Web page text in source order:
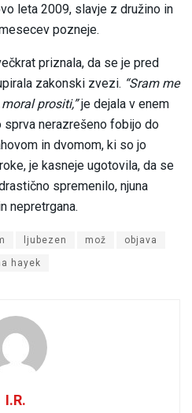
leta 2009, slavje z družino in
pozneje.
priznala, da se je pred
zakonski zvezi. “Sram me
prositi,”je dejala v enem
sprva nerazrešeno fobijo do
in dvomom, ki so jo
je kasneje ugotovila, da se
spremenilo, njuna
nepretrgana.
ljubezen mož objava
hayek
I.R.